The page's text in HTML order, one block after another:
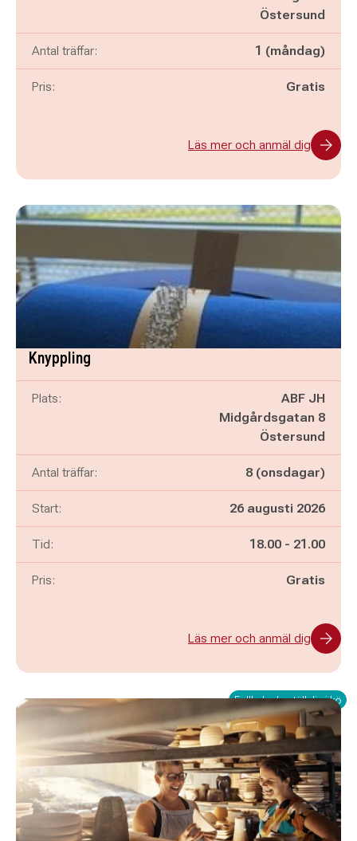
Östersund
Antal träffar: 1 (måndag)
Pris: Gratis
Läs mer och anmäl dig
Knyppling
Plats:
ABF JH
Midgårdsgatan 8
Östersund
Antal träffar: 8 (onsdagar)
Start: 26 augusti 2026
Tid: Pågår mellan
18.00 - och
21.00
Pris: Gratis
Läs mer och anmäl dig
Fullbokad - ställ dig i kö